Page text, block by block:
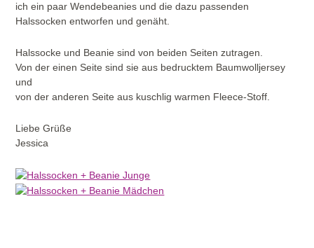
ich ein paar Wendebeanies und die dazu passenden
Halssocken entworfen und genäht.
Halssocke und Beanie sind von beiden Seiten zutragen.
Von der einen Seite sind sie aus bedrucktem Baumwolljersey
und
von der anderen Seite aus kuschlig warmen Fleece-Stoff.
Liebe Grüße
Jessica